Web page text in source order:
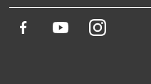
Facebook YoutubeInstagram